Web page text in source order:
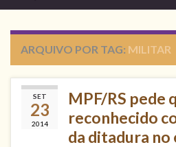
ARQUIVO POR TAG: MILITAR
SET
23
2014
MPF/RS pede
reconhecido
da ditadura no